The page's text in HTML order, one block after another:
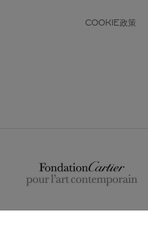
COOKIE政策